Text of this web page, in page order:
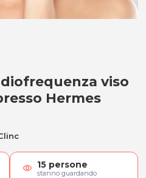
viso
Hermes
visibility 15 persone
stanno guardando